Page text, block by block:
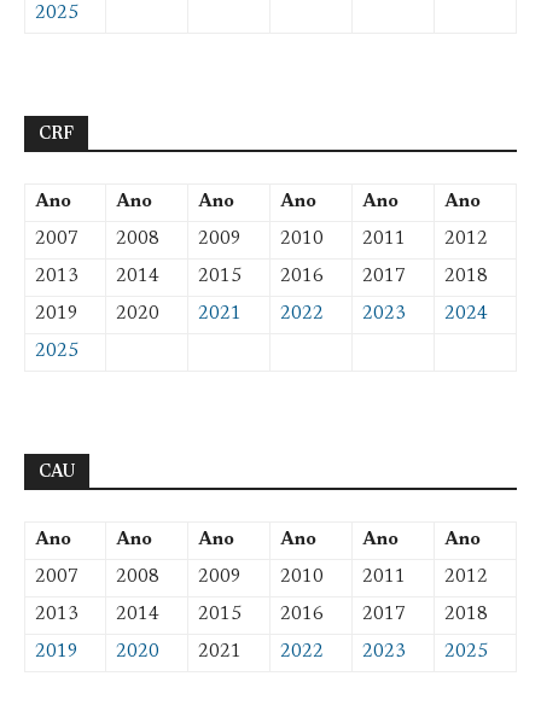
2025
CRF
Ano Ano Ano Ano Ano Ano
2007 2008 2009 2010 2011 2012
2013 2014 2015 2016 2017 2018
2019 2020 2021 2022 2023 2024
2025
CAU
Ano Ano Ano Ano Ano Ano
2007 2008 2009 2010 2011 2012
2013 2014 2015 2016 2017 2018
2019 2020 2021 2022 2023 2025